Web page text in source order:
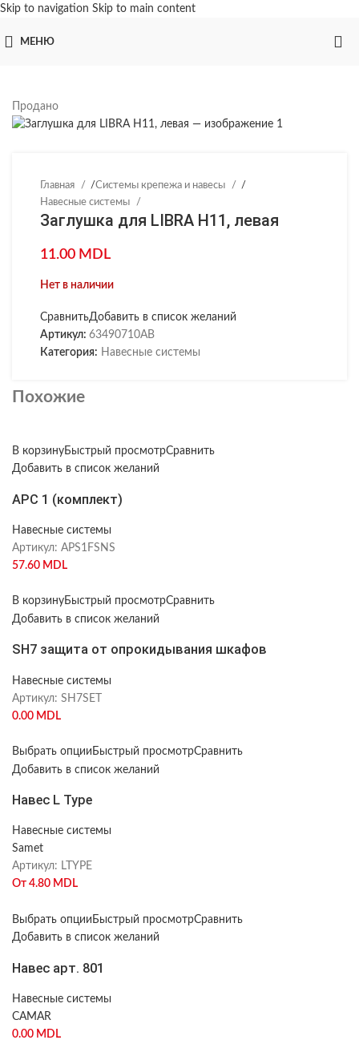
Skip to navigation Skip to main content
МЕНЮ
Продано
Главная /Системы крепежа и навесы
/
Навесные системы
Заглушка для LIBRA H11, левая
11.00 MDL
Нет в наличии
СравнитьДобавить в список желаний
Артикул: 63490710AB
Категория: Навесные системы
Похожие
В корзинуБыстрый просмотрСравнить
Добавить в список желаний
APC 1 (комплект)
Навесные системы
Артикул: APS1FSNS
57.60 MDL
В корзинуБыстрый просмотрСравнить
Добавить в список желаний
SH7 защита от опрокидывания шкафов
Навесные системы
Артикул: SH7SET
0.00 MDL
Выбрать опции Быстрый просмотрСравнить
Добавить в список желаний
Навес L Type
Навесные системы
Samet
Артикул: LTYPE
От 4.80 MDL
Выбрать опции Быстрый просмотрСравнить
Добавить в список желаний
Навес арт. 801
Навесные системы
CAMAR
0.00 MDL